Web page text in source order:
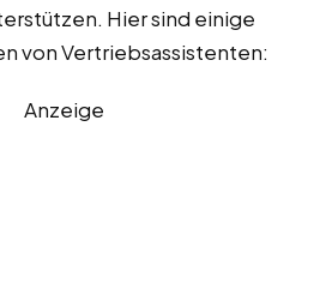
Hier sind einige
von Vertriebsassistenten:
Anzeige